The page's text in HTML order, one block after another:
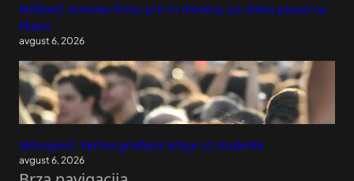
Mišković osnovao firmu pre tri meseca, pa dobio posao na
Ekspu
avgust 6, 2026
Milivojević: Većina građana Srbije uz studente
avgust 6, 2026